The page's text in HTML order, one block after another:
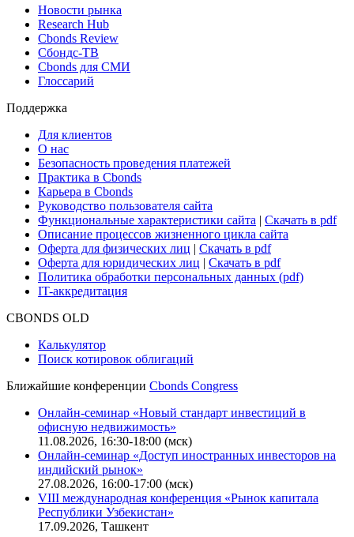
Поиск ETF & Funds
Новости и Аналитика
Новости рынка
Research Hub
Cbonds Review
Сбондс-ТВ
Глоссарий
Поддержка
Для клиентов
О нас
Безопасность проведения платежей
Практика в Cbonds
Карьера в Cbonds
Руководство пользователя сайта
Функциональные характеристики сайта|Скачать в pdf
Описание процессов жизненного цикла сайта
Оферта для физических лиц
Оферта для юридических лиц
IT-аккредитация
Поиск котировок облигаций
Ближайшие конференцииCbonds Congress
Онлайн-семинар «Новый стандарт инвестиций в
офисную недвижимость»
11.08.2026, 16:30-18:00 (мск)
Онлайн-семинар «Доступ иностранных инвесторов на
индийский рынок»